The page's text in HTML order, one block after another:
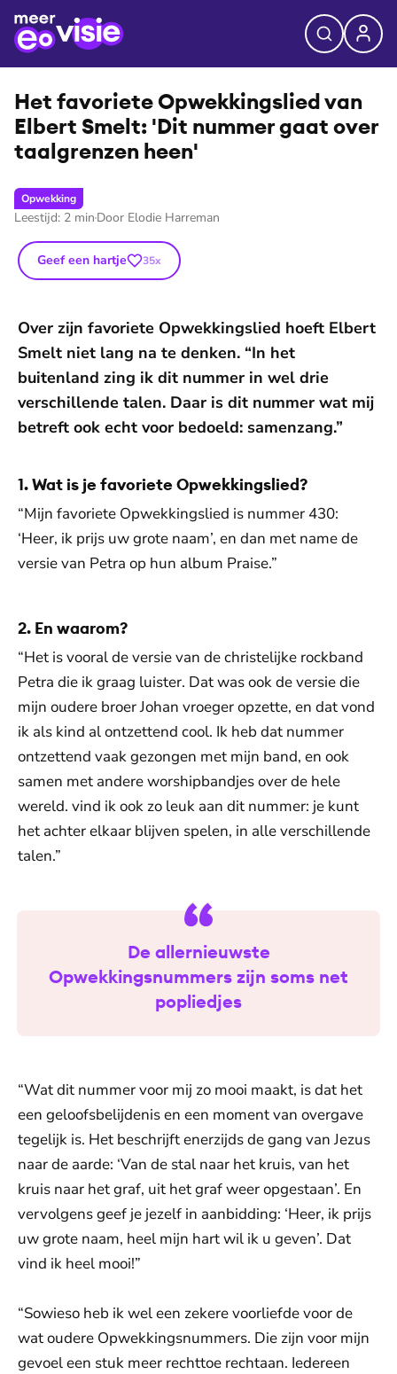
Nathalie van der Straten
Het favoriete Op­wek­kings­lied van
Elbert Smelt: 'Dit nummer gaat over
taalgrenzen heen'
Opwekking
Leestijd: 2 min Door Elodie Harreman
Geef een hartje 35x
Over zijn favoriete Opwekkingslied hoeft Elbert
Smelt niet lang na te denken. “In het
buitenland zing ik dit nummer in wel drie
verschillende talen. Daar is dit nummer wat mij
betreft ook echt voor bedoeld: samenzang.”
1. Wat is je favoriete Opwekkingslied?
“Mijn favoriete Opwekkingslied is nummer 430:
‘Heer, ik prijs uw grote naam’, en dan met name de
versie van Petra op hun album Praise.”
2. En waarom?
“Het is vooral de versie van de christelijke rockband
Petra die ik graag luister. Dat was ook de versie die
mijn oudere broer Johan vroeger opzette, en dat vond
ik als kind al ontzettend cool. Ik heb dat nummer
ontzettend vaak gezongen met mijn band, en ook
samen met andere worshipbandjes over de hele
wereld. vind ik ook zo leuk aan dit nummer: je kunt
het achter elkaar blijven spelen, in alle verschillende
talen.”
De allernieuwste
Opwekkingsnummers zijn soms net
popliedjes
“Wat dit nummer voor mij zo mooi maakt, is dat het
een geloofsbelijdenis en een moment van overgave
tegelijk is. Het beschrijft enerzijds de gang van Jezus
naar de aarde: ‘Van de stal naar het kruis, van het
kruis naar het graf, uit het graf weer opgestaan’. En
vervolgens geef je jezelf in aanbidding: ‘Heer, ik prijs
uw grote naam, heel mijn hart wil ik u geven’. Dat
vind ik heel mooi!”
“Sowieso heb ik wel een zekere voorliefde voor de
wat oudere Opwekkingsnummers. Die zijn voor mijn
gevoel een stuk meer rechttoe rechtaan. Iedereen